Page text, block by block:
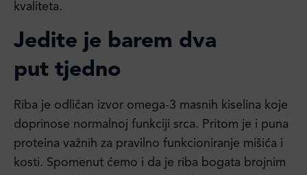
kvaliteta.
Jedite je barem dva
put tjedno
Riba je odličan izvor omega-3 masnih kiselina koje
doprinose normalnoj funkciji srca. Pritom je i puna
proteina važnih za pravilno funkcioniranje mišića i
kosti. Spomenut ćemo i da je riba bogata brojnim